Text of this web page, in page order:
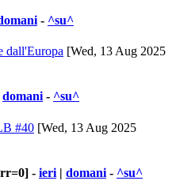
- ^su^
dall'Europa [Wed, 13 Aug 2025
domani - ^su^
#40 [Wed, 13 Aug 2025
- ieri | domani - ^su^